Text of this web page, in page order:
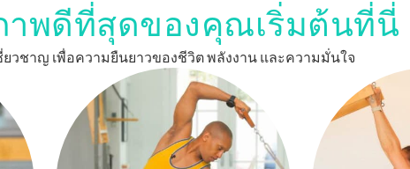
พดีที่สุดของคุณเริ่มต้นที่นี่
วชาญ เพื่อความยืนยาวของชีวิต พลังงาน และความมั่นใจ